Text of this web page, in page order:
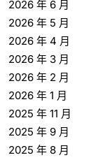
2026 年 6 月
2026 年 5 月
2026 年 4 月
2026 年 3 月
2026 年 2 月
2026 年 1 月
2025 年 11 月
2025 年 9 月
2025 年 8 月